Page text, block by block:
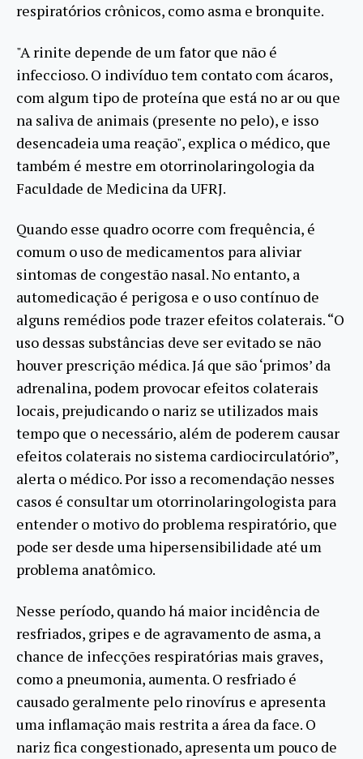
respiratórios crônicos, como asma e bronquite.
"A rinite depende de um fator que não é
infeccioso. O indivíduo tem contato com ácaros,
com algum tipo de proteína que está no ar ou que
na saliva de animais (presente no pelo), e isso
desencadeia uma reação", explica o médico, que
também é mestre em otorrinolaringologia da
Faculdade de Medicina da UFRJ.
Quando esse quadro ocorre com frequência, é
comum o uso de medicamentos para aliviar
sintomas de congestão nasal. No entanto, a
automedicação é perigosa e o uso contínuo de
alguns remédios pode trazer efeitos colaterais. “O
uso dessas substâncias deve ser evitado se não
houver prescrição médica. Já que são ‘primos’ da
adrenalina, podem provocar efeitos colaterais
locais, prejudicando o nariz se utilizados mais
tempo que o necessário, além de poderem causar
efeitos colaterais no sistema cardiocirculatório”,
alerta o médico. Por isso a recomendação nesses
casos é consultar um otorrinolaringologista para
entender o motivo do problema respiratório, que
pode ser desde uma hipersensibilidade até um
problema anatômico.
Nesse período, quando há maior incidência de
resfriados, gripes e de agravamento de asma, a
chance de infecções respiratórias mais graves,
como a pneumonia, aumenta. O resfriado é
causado geralmente pelo rinovírus e apresenta
uma inflamação mais restrita a área da face. O
nariz fica congestionado, apresenta um pouco de